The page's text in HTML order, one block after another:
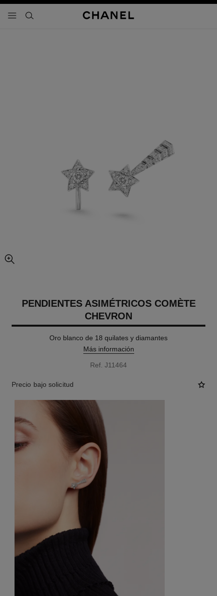
- navegación principal
buscar
imagen agrandada
PENDIENTES ASIMÉTRICOS COMÈTE
CHEVRON
Oro blanco de 18 quilates y diamantes
Más información
Ref. J11464
Precio bajo solicitud